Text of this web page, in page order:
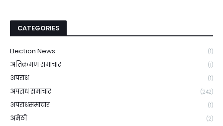
CATEGORIES
Election News (1)
अतिक्रमण समाचार (1)
अपराध (1)
अपराध समाचार (242)
अपराधसमाचार (1)
अमेठी (2)